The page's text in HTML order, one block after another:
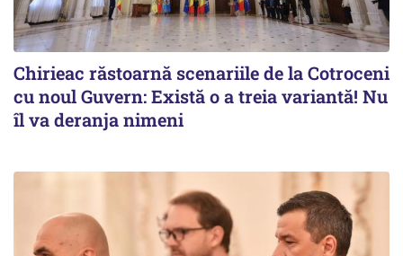
Chirieac răstoarnă scenariile de la Cotroceni
cu noul Guvern: Există o a treia variantă! Nu
îl va deranja nimeni